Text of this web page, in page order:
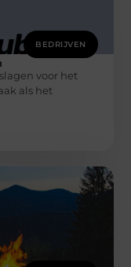
BEDRIJVEN
voor het
als het